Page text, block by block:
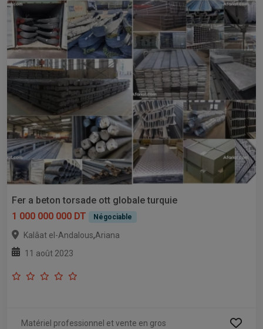
Fer a beton torsade ott globale turquie
1 000 000 000 DT
Négociable
Kalâat el-Andalous,Ariana
11 août 2023
Matériel professionnel et vente en gros